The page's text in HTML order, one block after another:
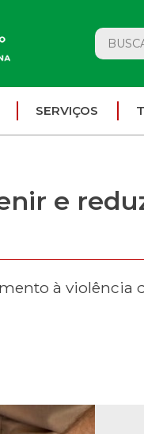
SERVIÇOS
e
à violência